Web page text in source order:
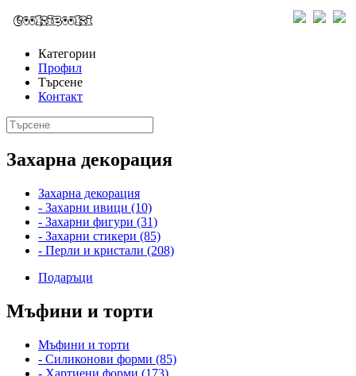
Категории
Профил
Търсене
Контакт
Захарна декорация
Захарна декорация
- Захарни ивици (10)
- Захарни фигури (31)
- Захарни стикери (85)
- Перли и кристали (208)
Подаръци
Мъфини и торти
Мъфини и торти
- Силиконови форми (85)
- Хартиени форми (173)